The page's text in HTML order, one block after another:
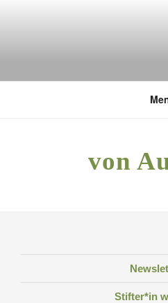
DEUTSCHE
von
Stifter*in